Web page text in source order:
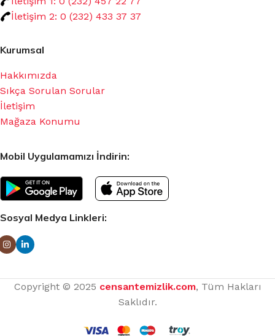
İletişim 2: 0 (232) 433 37 37
Kurumsal
Hakkımızda
Sıkça Sorulan Sorular
İletişim
Mağaza Konumu
Mobil Uygulamamızı İndirin:
Sosyal Medya Linkleri:
Copyright © 2025 censantemizlik.com, Tüm Hakları
Saklıdır.